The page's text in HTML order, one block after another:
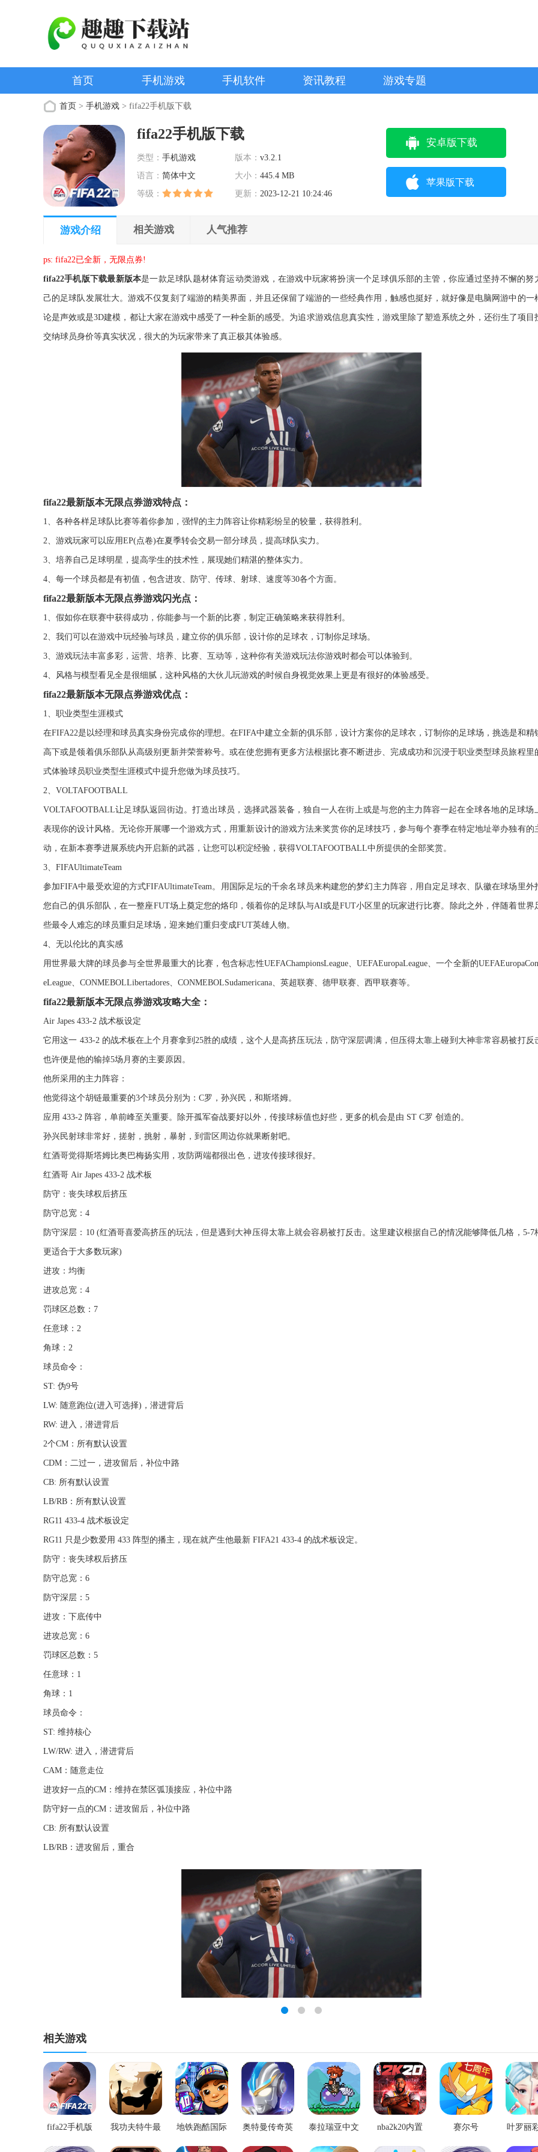
首页 手机游戏 手机软件 资讯教程 游戏专题
首页 > 手机游戏 > fifa22手机版下载
fifa22手机版下载
类型： 手机游戏 版本： v3.2.1
语言： 简体中文 大小： 445.4 MB
等级：
更新： 2023-12-21 10:24:46
安卓版下载
苹果版下载
游戏介绍 相关游戏 人气推荐
ps: fifa22已全新，无限点券!
fifa22手机版下载最新版本是一款足球队题材体育运动类游戏，在游戏中玩家将扮演一个足球俱乐部的主管，你应通过坚持不懈的努
己的足球队发展壮大。游戏不仅复刻了端游的精美界面，并且还保留了端游的一些经典作用，触感也挺好，就好像是电脑网游中的一
论是声效或是3D建模，都让大家在游戏中感受了一种全新的感受。为追求游戏信息真实性，游戏里除了塑造系统之外，还衍生了项目
交纳球员身价等真实状况，很大的为玩家带来了真正极其体验感。
fifa22最新版本无限点券游戏特点：
1、各种各样足球队比赛等着你参加，强悍的主力阵容让你精彩纷呈的较量，获得胜利。
2、游戏玩家可以应用EP(点卷)在夏季转会交易一部分球员，提高球队实力。
3、培养自己足球明星，提高学生的技术性，展现她们精湛的整体实力。
4、每一个球员都是有初值，包含进攻、防守、传球、射球、速度等30各个方面。
fifa22最新版本无限点券游戏闪光点：
1、假如你在联赛中获得成功，你能参与一个新的比赛，制定正确策略来获得胜利。
2、我们可以在游戏中玩经验与球员，建立你的俱乐部，设计你的足球衣，订制你足球场。
3、游戏玩法丰富多彩，运营、培养、比赛、互动等，这种你有关游戏玩法你游戏时都会可以体验到。
4、风格与模型看见全是很细腻，这种风格的大伙儿玩游戏的时候自身视觉效果上更是有很好的体验感受。
fifa22最新版本无限点券游戏优点：
1、职业类型生涯模式
在FIFA22是以经理和球员真实身份完成你的理想。在FIFA中建立全新的俱乐部，设计方案你的足球衣，订制你的足球场，挑选是和精
高下或是领着俱乐部队从高级别更新并荣誉称号。或在使您拥有更多方法根据比赛不断进步、完成成功和沉浸于职业类型球员旅程里
式体验球员职业类型生涯模式中提升您做为球员技巧。
2、VOLTAFOOTBALL
VOLTAFOOTBALL让足球队返回街边。打造出球员，选择武器装备，独自一人在街上或是与您的主力阵容一起在全球各地的足球场
表现你的设计风格。无论你开展哪一个游戏方式，用重新设计的游戏方法来奖赏你的足球技巧，参与每个赛季在特定地址举办独有的
动，在新本赛季进展系统内开启新的武器，让您可以积淀经验，获得VOLTAFOOTBALL中所提供的全部奖赏。
3、FIFAUltimateTeam
参加FIFA中最受欢迎的方式FIFAUltimateTeam。用国际足坛的千余名球员来构建您的梦幻主力阵容，用自定足球衣、队徽在球场里外
您自己的俱乐部队，在一整座FUT场上奠定您的烙印，领着你的足球队与AI或是FUT小区里的玩家进行比赛。除此之外，伴随着世界
些最令人难忘的球员重归足球场，迎来她们重归变成FUT英雄人物。
4、无以伦比的真实感
用世界最大牌的球员参与全世界最重大的比赛，包含标志性UEFAChampionsLeague、UEFAEuropaLeague、一个全新的
eLeague、CONMEBOLLibertadores、CONMEBOLSudamericana、英超联赛、德甲联赛、西甲联赛等。
fifa22最新版本无限点券游戏攻略大全：
Air Japes 433-2 战术板设定
它用这一 433-2 的战术板在上个月赛拿到25胜的成绩，这个人是高挤压玩法，防守深层调满，但压得太靠上碰到大神非常容易被打反
也许便是他的输掉5场月赛的主要原因。
他所采用的主力阵容：
他觉得这个胡链最重要的3个球员分别为：C罗，孙兴民，和斯塔姆。
应用 433-2 阵容，单前峰至关重要。除开孤军奋战要好以外，传接球标值也好些，更多的机会是由 ST C罗 创造的。
孙兴民射球非常好，搓射，挑射，暴射，到雷区周边你就果断射吧。
红酒哥觉得斯塔姆比奥巴梅扬实用，攻防两端都很出色，进攻传接球很好。
红酒哥 Air Japes 433-2 战术板
防守：丧失球权后挤压
防守总宽：4
防守深层：10 (红酒哥喜爱高挤压的玩法，但是遇到大神压得太靠上就会容易被打反击。这里建议根据自己的情况能够降低几格，5-7
更适合于大多数玩家)
进攻：均衡
进攻总宽：4
罚球区总数：7
任意球：2
角球：2
球员命令：
ST: 伪9号
LW: 随意跑位(进入可选择)，潜进背后
RW: 进入，潜进背后
2个CM：所有默认设置
CDM：二过一，进攻留后，补位中路
CB: 所有默认设置
LB/RB：所有默认设置
RG11 433-4 战术板设定
RG11 只是少数爱用 433 阵型的播主，现在就产生他最新 FIFA21 433-4 的战术板设定。
防守：丧失球权后挤压
防守总宽：6
防守深层：5
进攻：下底传中
进攻总宽：6
罚球区总数：5
任意球：1
角球：1
球员命令：
ST: 维持核心
LW/RW: 进入，潜进背后
CAM：随意走位
进攻好一点的CM：维持在禁区弧顶接应，补位中路
防守好一点的CM：进攻留后，补位中路
CB: 所有默认设置
LB/RB：进攻留后，重合
相关游戏
fifa22手机版
下载
我功夫特牛最
新版内置菜单
地铁跑酷国际
服最新版
奥特曼传奇英
雄最新版内购
泰拉瑞亚中文
免费版
nba2k20内置
作弊菜单最新
赛尔号 叶罗丽
主无广